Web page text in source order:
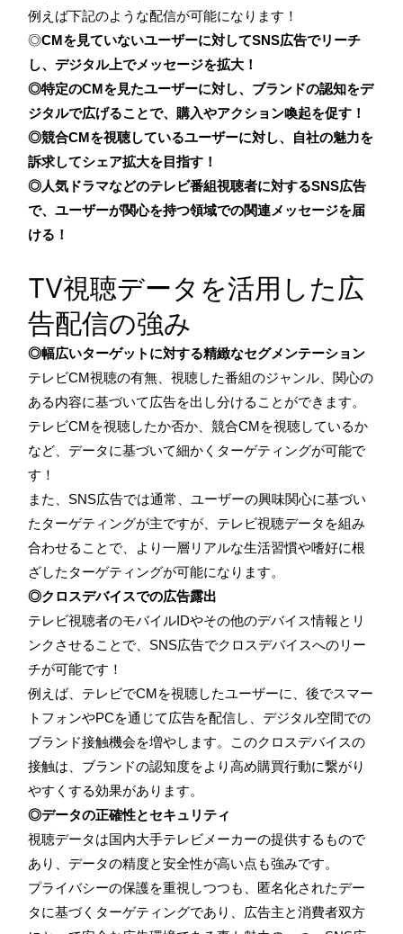
例えば下記のような配信が可能になります！
◎CMを見ていないユーザーに対してSNS広告でリーチ
し、デジタル上でメッセージを拡大！
◎特定のCMを見たユーザーに対し、ブランドの認知をデ
ジタルで広げることで、購入やアクション喚起を促す！
◎競合CMを視聴しているユーザーに対し、自社の魅力を
訴求してシェア拡大を目指す！
◎人気ドラマなどのテレビ番組視聴者に対するSNS広告
で、ユーザーが関心を持つ領域での関連メッセージを届
ける！
TV視聴データを活用した広
告配信の強み
◎幅広いターゲットに対する精緻なセグメンテーション
テレビCM視聴の有無、視聴した番組のジャンル、関心の
ある内容に基づいて広告を出し分けることができます。
テレビCMを視聴したか否か、競合CMを視聴しているか
など、データに基づいて細かくターゲティングが可能で
す！
また、SNS広告では通常、ユーザーの興味関心に基づい
たターゲティングが主ですが、テレビ視聴データを組み
合わせることで、より一層リアルな生活習慣や嗜好に根
ざしたターゲティングが可能になります。
◎クロスデバイスでの広告露出
テレビ視聴者のモバイルIDやその他のデバイス情報とリ
ンクさせることで、SNS広告でクロスデバイスへのリー
チが可能です！
例えば、テレビでCMを視聴したユーザーに、後でスマー
トフォンやPCを通じて広告を配信し、デジタル空間での
ブランド接触機会を増やします。このクロスデバイスの
接触は、ブランドの認知度をより高め購買行動に繋がり
やすくする効果があります。
◎データの正確性とセキュリティ
視聴データは国内大手テレビメーカーの提供するもので
あり、データの精度と安全性が高い点も強みです。
プライバシーの保護を重視しつつも、匿名化されたデー
タに基づくターゲティングであり、広告主と消費者双方